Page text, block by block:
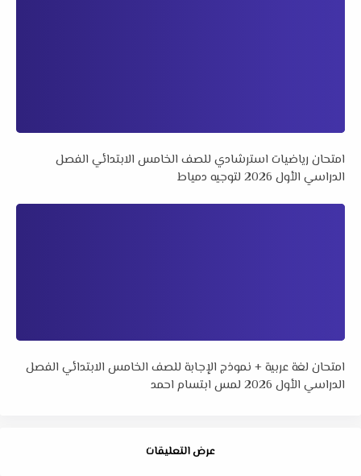
امتحان رياضيات استرشادي للصف الخامس الابتدائي الفصل
الدراسي الأول 2026 لتوجيه دمياط
امتحان لغة عربية + نموذج الإجابة للصف الخامس الابتدائي الفصل
الدراسي الأول 2026 لمس ابتسام احمد
عرض التعليقات